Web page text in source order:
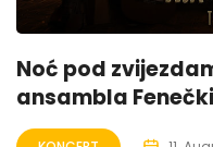
Noć pod
ansambla